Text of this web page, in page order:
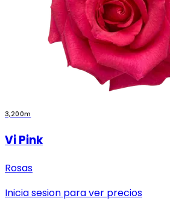
3,200m
Vi Pink
Rosas
Inicia sesion para ver precios